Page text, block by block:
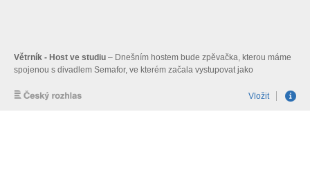
Větrník - Host ve studiu – Dnešním hostem bude zpěvačka, kterou máme
spojenou s divadlem Semafor, ve kterém začala vystupovat jako
neřekne jinak než Miluška Voborníková. Moderuje Richard Pachman.
Vložit